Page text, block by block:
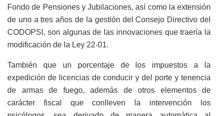
Fondo de Pensiones y Jubilaciones, así como la extensión
de uno a tres años de la gestión del Consejo Directivo del
CODOPSI, son algunas de las innovaciones que traería la
modificación de la Ley 22-01.
También que un porcentaje de los impuestos a la
expedición de licencias de conducir y del porte y tenencia
de armas de fuego, además de otros elementos de
carácter fiscal que conlleven la intervención los